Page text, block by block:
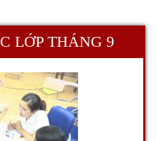
LỚP THÁNG 9